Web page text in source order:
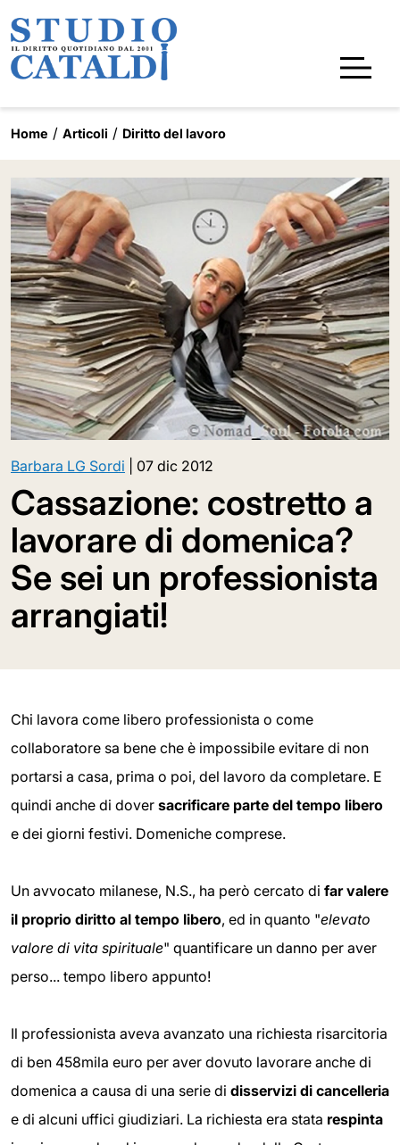
Home Articoli Diritto del lavoro
Barbara LG Sordi 07 dic 2012
Cassazione: costretto a
lavorare di domenica?
Se sei un professionista
arrangiati!
Chi lavora come libero professionista o come
collaboratore sa bene che è impossibile evitare di non
portarsi a casa, prima o poi, del lavoro da completare. E
quindi anche di dover sacrificare parte del tempo libero
e dei giorni festivi. Domeniche comprese.
Un avvocato milanese, N.S., ha però cercato di far valere
il proprio diritto al tempo libero, ed in quanto "elevato
valore di vita spirituale" quantificare un danno per aver
perso... tempo libero appunto!
Il professionista aveva avanzato una richiesta risarcitoria
di ben 458mila euro per aver dovuto lavorare anche di
domenica a causa di una serie di disservizi di cancelleria
e di alcuni uffici giudiziari. La richiesta era stata respinta